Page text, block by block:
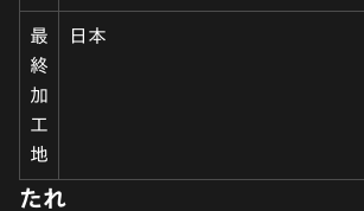
最
終
加
工
地
日本
たれ